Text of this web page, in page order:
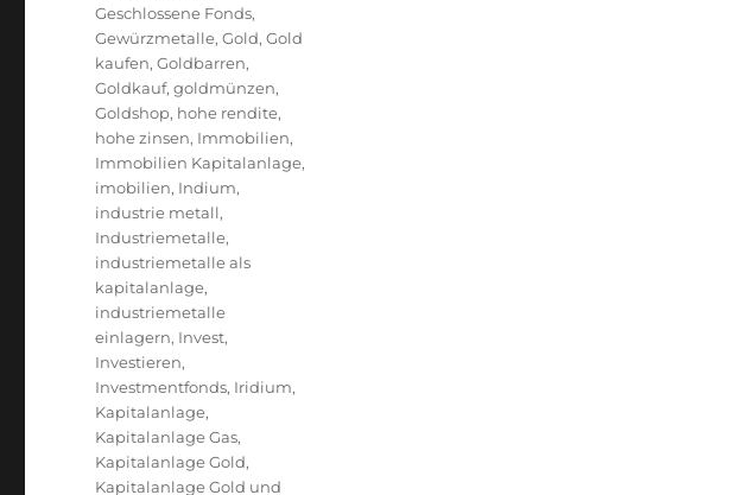
Geschlossene Fonds,
Gewürzmetalle,Gold,Gold
kaufen,Goldbarren,
Goldkauf,goldmünzen,
Goldshop, hohe rendite,
hohe zinsen, Immobilien,
Immobilien Kapitalanlage,
imobilien, Indium,
industrie metall,
Industriemetalle,
industriemetalle als
kapitalanlage,
industriemetalle
einlagern, Invest,
Investieren,
Investmentfonds, Iridium,
Kapitalanlage,
Kapitalanlage Gas,
Kapitalanlage Gold,
Kapitalanlage Gold und